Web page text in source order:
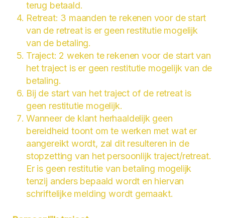
terug betaald.
Retreat: 3 maanden te rekenen voor de start
van de retreat is er geen restitutie mogelijk
van de betaling.
Traject: 2 weken te rekenen voor de start van
het traject is er geen restitutie mogelijk van de
betaling.
Bij de start van het traject of de retreat is
geen restitutie mogelijk.
Wanneer de klant herhaaldelijk geen
bereidheid toont om te werken met wat er
aangereikt wordt, zal dit resulteren in de
stopzetting van het persoonlijk traject/retreat.
Er is geen restitutie van betaling mogelijk
tenzij anders bepaald wordt en hiervan
schriftelijke melding wordt gemaakt.